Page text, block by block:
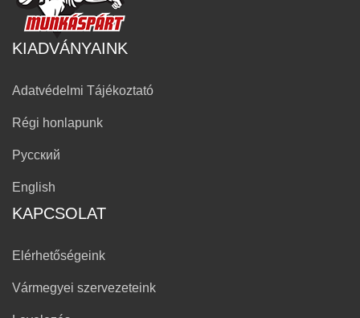
KIADVÁNYAINK
Adatvédelmi Tájékoztató
Régi honlapunk
Русский
English
KAPCSOLAT
Elérhetőségeink
Vármegyei szervezeteink